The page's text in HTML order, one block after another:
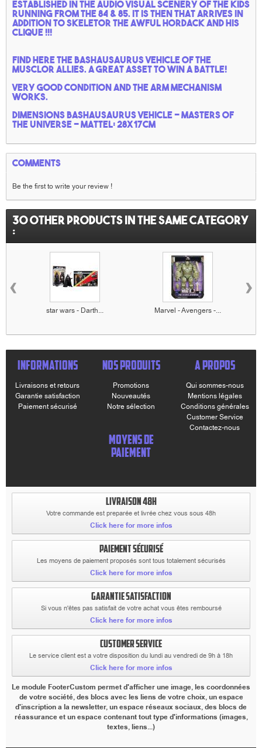
established in the audio visual scenery of the kids
running from the 84 & 85. It is then that arrives in
addition to Skeletor the awful Hordack and his
clique !!!
Find here the Bashausaurus vehicle of the
Musclor allies. A great asset to win a battle!
Very good condition and the arm mechanism
works.
Dimensions Bashausaurus vehicle - Masters of
the universe - Mattel: 28x17cm
Comments
Be the first to write your review !
30 other products in the same category
:
star wars - Darth... Marvel - Avengers -...
‹ ›
INFORMATIONS
Livraisons et retours
Garantie satisfaction
Paiement sécurisé
NOS PRODUITS
Promotions
Nouveautés
Notre sélection
A PROPOS
Qui sommes-nous
Mentions légales
Conditions générales
Customer Service
Contactez-nous
MOYENS DE
PAIEMENT
LIVRAISON 48H
Votre commande est preparée et livrée chez vous sous 48h
Click here for more infos
PAIEMENT SÉCURISÉ
Les moyens de paiement proposés sont tous totalement sécurisés
Click here for more infos
GARANTIE SATISFACTION
Si vous n'êtes pas satisfait de votre achat vous êtes remboursé
Click here for more infos
CUSTOMER SERVICE
Le service client est a votre disposition du lundi au vendredi de 9h à 18h
Click here for more infos
Le module FooterCustom permet d'afficher une image, les coordonnées
de votre société, des blocs avec les liens de votre choix, un espace
d'inscription a la newsletter, un espace réseaux sociaux, des blocs de
réassurance et un espace contenant tout type d'informations (images,
textes, liens...)